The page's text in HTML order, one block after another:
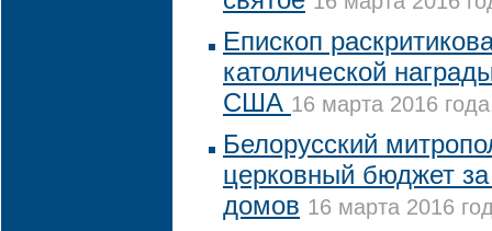
Епископ
католической
США 16 марта 2016
Белорусский
церковный бюджет
домов 16 марта 2016